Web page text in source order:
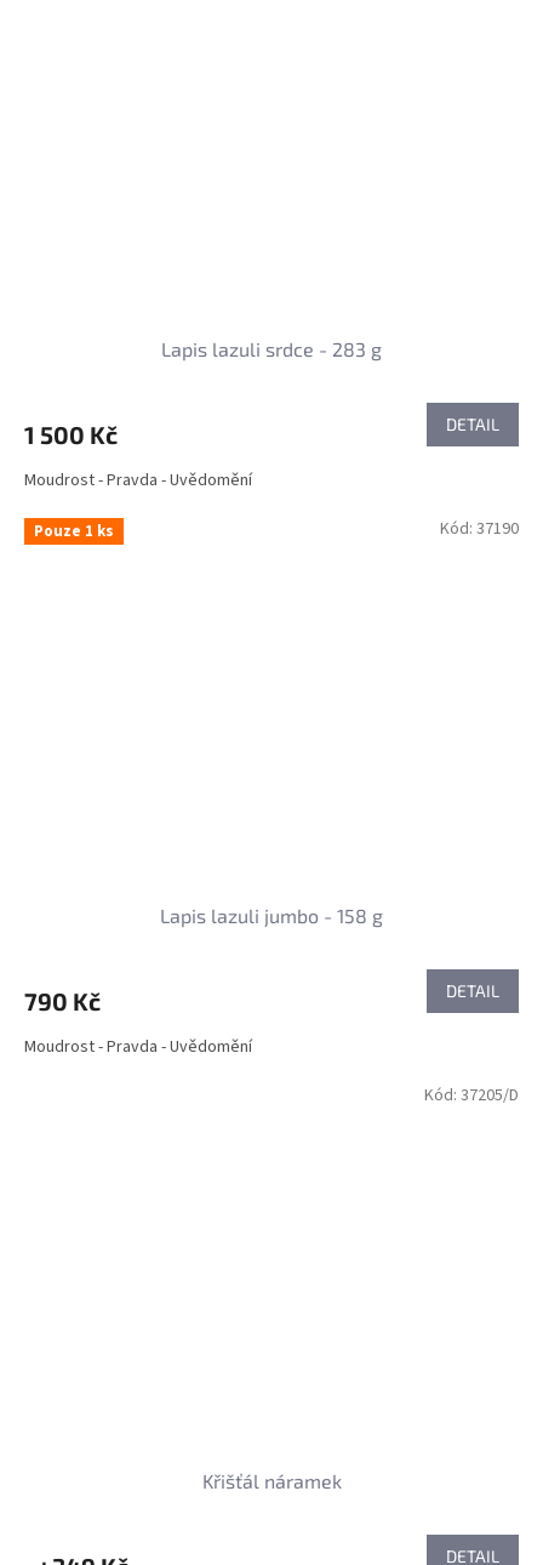
Lapis lazuli srdce - 283 g
1 500 Kč DETAIL
Moudrost - Pravda - Uvědomění
Pouze 1 ks
Lapis lazuli jumbo - 158 g
790 Kč DETAIL
Moudrost - Pravda - Uvědomění
Kód: 37190
Křišťál náramek
DETAIL
Kód: 37205/D